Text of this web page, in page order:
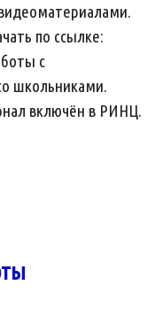
по ссылке:
с
школьниками.
включён в РИНЦ.